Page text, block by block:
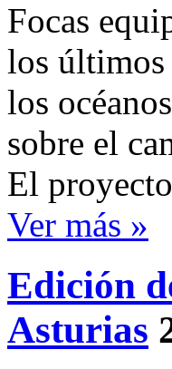
Focas
los últimos
los
sobre el
El
Ver más »
Edición
Asturias